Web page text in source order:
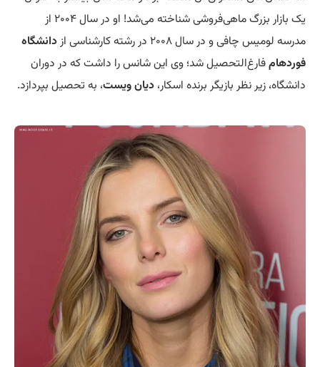
یک بازار بزرگ ماهی‌فروشی شناخته می‌شد! او در سال ۲۰۰۴ از
مدرسه لومیس چافی و در سال ۲۰۰۸ در رشته کارشناسی از
دانشگاه
فوردهامفارغ‌التحصیل شد؛ وی این شانس را داشت که در دوران
دانشگاه، زیر نظر بازیگر برنده اسکار، دیان ویست، به تحصیل بپردازد.